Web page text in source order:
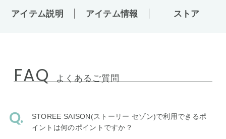
アイテム説明 アイテム情報 ストア
FAQ よくあるご質問
STOREE SAISON(ストーリー セゾン)で利用できるポ
イントは何のポイントですか？